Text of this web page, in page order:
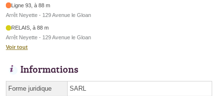
Ligne 93, à 88 m
Arrêt Neyette - 129 Avenue le Gloan
RELAIS, à 88 m
Arrêt Neyette - 129 Avenue le Gloan
Voir tout
Informations
Forme juridique SARL